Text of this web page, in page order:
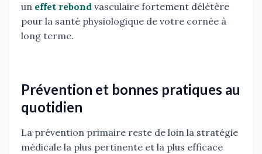
un effet rebond vasculaire fortement délétère
pour la santé physiologique de votre cornée à
long terme.
Prévention et bonnes pratiques au
quotidien
La prévention primaire reste de loin la stratégie
médicale la plus pertinente et la plus efficace